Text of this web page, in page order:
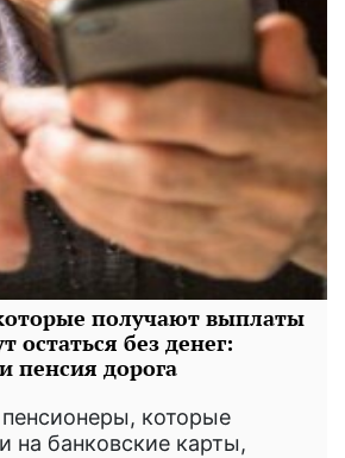
получают выплаты
остаться без денег:
пенсия дорога
которые
на банковские карты,